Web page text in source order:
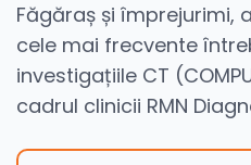
Făgăraș și împrejurimi,
cele mai frecvente
investigațiile CT
cadrul clinicii RMN